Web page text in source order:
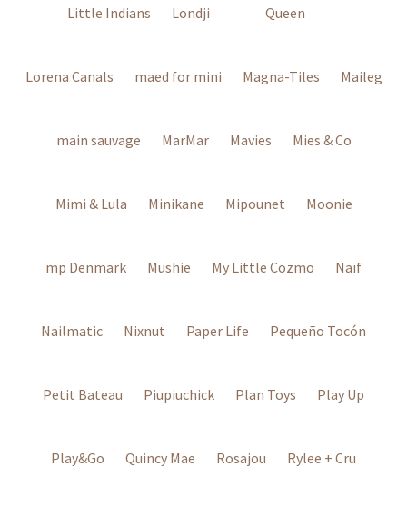
Little Indians Londji
Queen
Lorena Canals maed for mini Magna-Tiles Maileg
main sauvage MarMar Mavies Mies & Co
Mimi & Lula Minikane Mipounet Moonie
mp Denmark Mushie My Little Cozmo Naïf
Nailmatic Nixnut Paper Life Pequeño Tocón
Petit Bateau Piupiuchick Plan Toys Play Up
Play&Go Quincy Mae Rosajou Rylee + Cru